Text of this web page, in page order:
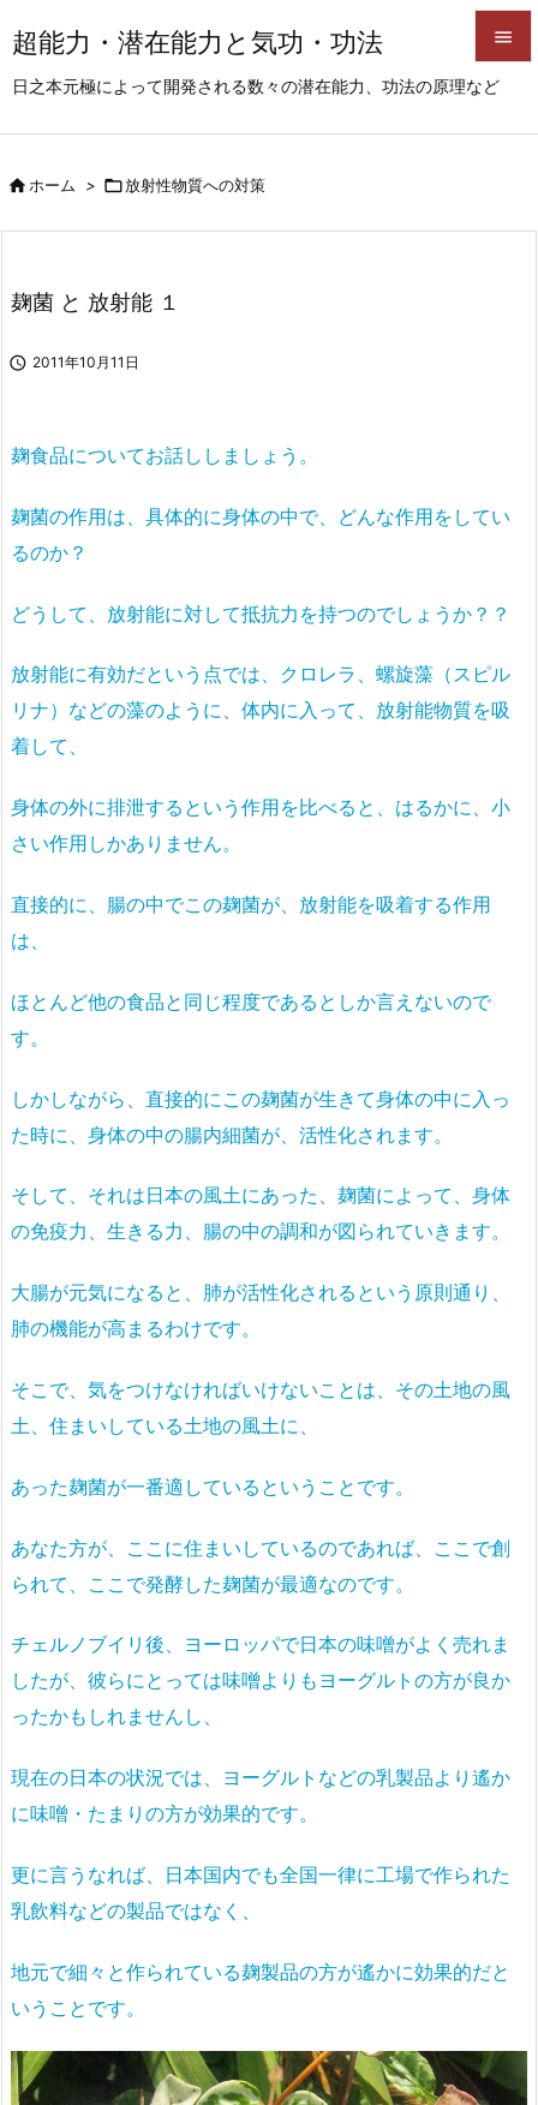
超能力・潜在能力と気功・功法
日之本元極によって開発される数々の潜在能力、功法の原理など


前へ
ホーム > 放射性物質への対策
麹菌 と 放射能 １
 2011年10月11日
麹食品についてお話ししましょう。
麹菌の作用は、具体的に身体の中で、どんな作用をしてい
るのか？
どうして、放射能に対して抵抗力を持つのでしょうか？？
放射能に有効だという点では、クロレラ、螺旋藻（スピル
リナ）などの藻のように、体内に入って、放射能物質を吸
着して、
身体の外に排泄するという作用を比べると、はるかに、小
さい作用しかありません。
直接的に、腸の中でこの麹菌が、放射能を吸着する作用
は、
ほとんど他の食品と同じ程度であるとしか言えないので
す。
しかしながら、直接的にこの麹菌が生きて身体の中に入っ
た時に、身体の中の腸内細菌が、活性化されます。
そして、それは日本の風土にあった、麹菌によって、身体
の免疫力、生きる力、腸の中の調和が図られていきます。
大腸が元気になると、肺が活性化されるという原則通り、
肺の機能が高まるわけです。
そこで、気をつけなければいけないことは、その土地の風
土、住まいしている土地の風土に、
あった麹菌が一番適しているということです。
あなた方が、ここに住まいしているのであれば、ここで創
られて、ここで発酵した麹菌が最適なのです。
チェルノブイリ後、ヨーロッパで日本の味噌がよく売れま
したが、彼らにとっては味噌よりもヨーグルトの方が良か
ったかもしれませんし、
現在の日本の状況では、ヨーグルトなどの乳製品より遙か
に味噌・たまりの方が効果的です。
更に言うなれば、日本国内でも全国一律に工場で作られた
乳飲料などの製品ではなく、
地元で細々と作られている麹製品の方が遙かに効果的だと
いうことです。